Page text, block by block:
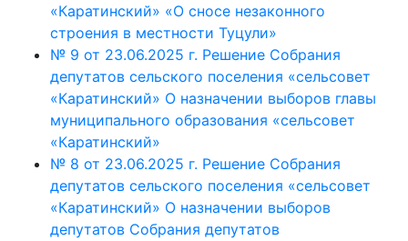
«Каратинский» «О сносе незаконного
строения в местности Туцули»
№ 9 от 23.06.2025 г. Решение Собрания
депутатов сельского поселения «сельсовет
«Каратинский» О назначении выборов главы
муниципального образования «сельсовет
«Каратинский»
№ 8 от 23.06.2025 г. Решение Собрания
депутатов сельского поселения «сельсовет
«Каратинский» О назначении выборов
депутатов Собрания депутатов